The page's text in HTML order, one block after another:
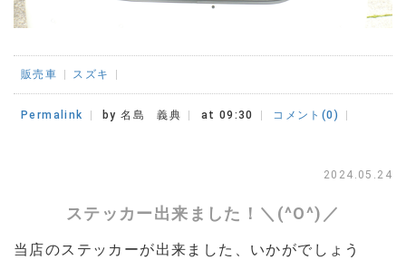
販売車 スズキ
Permalink by 名島 義典 at 09:30 コメント(0)
2024.05.24
ステッカー出来ました！＼(^O^)／
当店のステッカーが出来ました、 いかがでしょう